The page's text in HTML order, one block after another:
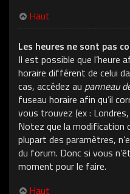
Haut
Les heures ne sont pas
Il est possible que l’heure
horaire différent de celui
cas, accédez au panneau
fuseau horaire afin qu’il
vous trouvez (ex :
Notez que la modification
plupart des paramètres,
du forum. Donc si vous
moment pour le faire.
Haut